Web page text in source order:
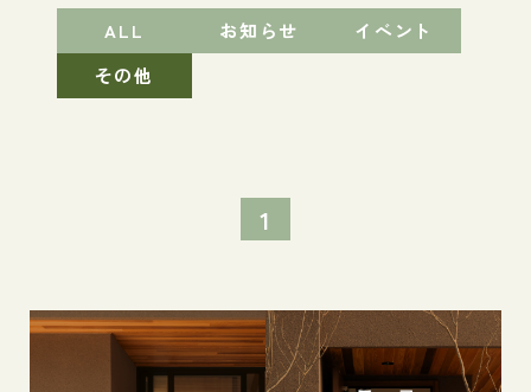
ALL お知らせ
イベント
その他
1